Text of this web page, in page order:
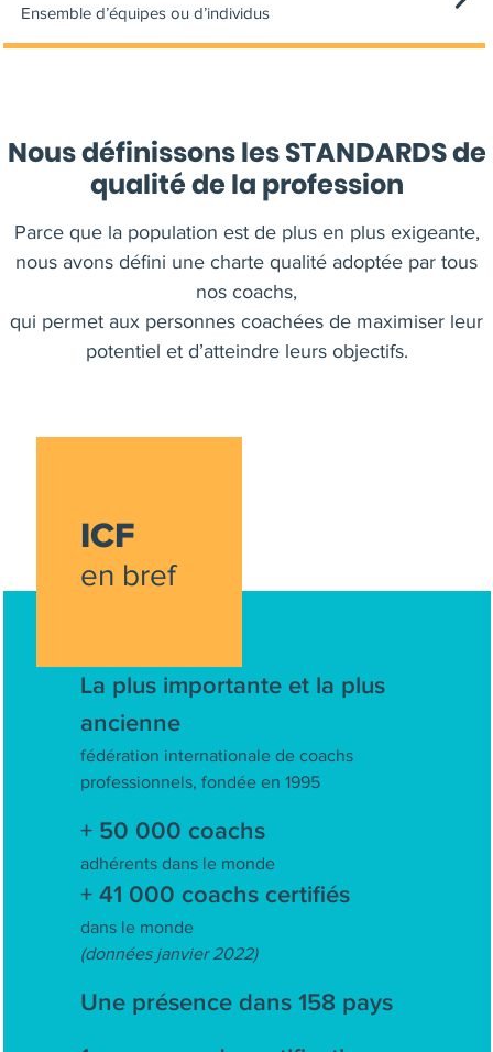
Ensemble d’équipes ou d’individus
Nous définissons les STANDARDS de
qualité de la profession
Parce que la population est de plus en plus exigeante,
nous avons défini une charte qualité adoptée par tous
nos coachs,
qui permet aux personnes coachées de maximiser leur
potentiel et d’atteindre leurs objectifs.
ICF
en bref
La plus importante et la plus
ancienne
fédération internationale de coachs
professionnels, fondée en 1995
+ 50 000 coachs
adhérents dans le monde
+ 41 000 coachs certifiés
dans le monde
(données janvier 2022)
Une présence dans 158 pays